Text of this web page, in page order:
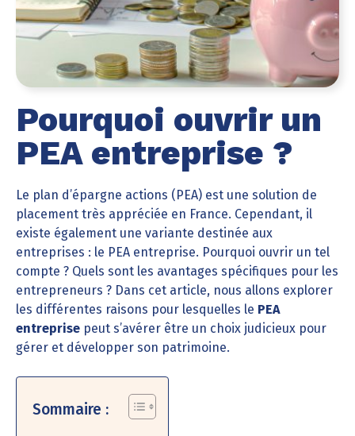
Pourquoi ouvrir un
PEA entreprise ?
Le plan d’épargne actions (PEA) est une solution de
placement très appréciée en France. Cependant, il
existe également une variante destinée aux
entreprises : le PEA entreprise. Pourquoi ouvrir un tel
compte ? Quels sont les avantages spécifiques pour les
entrepreneurs ? Dans cet article, nous allons explorer
les différentes raisons pour lesquelles le PEA
entreprise peut s’avérer être un choix judicieux pour
gérer et développer son patrimoine.
Sommaire :